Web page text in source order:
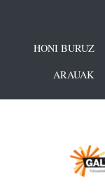
HONI BURUZ
ARAUAK